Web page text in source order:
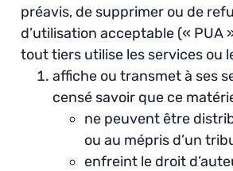
préavis, de supprimer ou de
d’utilisation acceptable (« PUA
tout tiers utilise les services ou
affiche ou transmet à ses
censé savoir que ce
ne peuvent être
ou au mépris d’un
enfreint le droit